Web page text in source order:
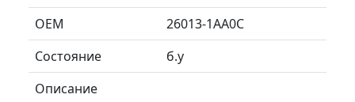
ОЕМ
26013-1AA0C
Состояние
б.у
Описание